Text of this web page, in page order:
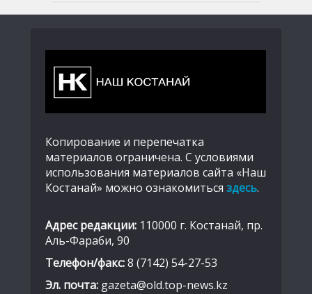
Копирование и перепечатка
материалов ограничена. С условиями
использования материалов сайта «Наш
Костанай» можно ознакомиться здесь.
Адрес редакции: 110000 г. Костанай, пр.
Аль-Фараби, 90
Телефон/факс:8 (7142) 54-27-53
Эл. почта: gazeta@old.top-news.kz